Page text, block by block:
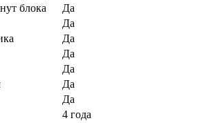
блока
Да
Да
Да
Да
Да
Да
Да
4 года